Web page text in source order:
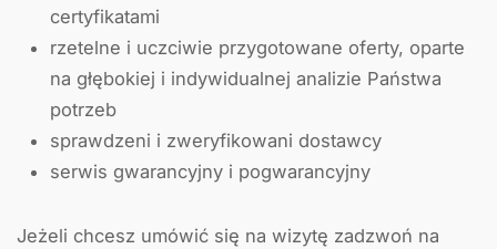
certyfikatami
rzetelne i uczciwie przygotowane oferty, oparte
na głębokiej i indywidualnej analizie Państwa
potrzeb
sprawdzeni i zweryfikowani dostawcy
serwis gwarancyjny i pogwarancyjny
Jeżeli chcesz umówić się na wizytę zadzwoń na